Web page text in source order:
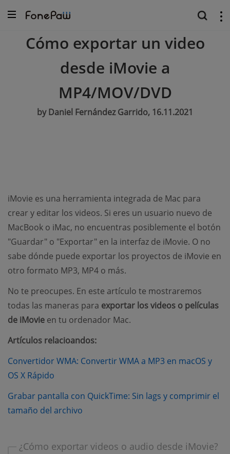
Cómo exportar un video
desde iMovie a
MP4/MOV/DVD
by Daniel Fernández Garrido, 16.11.2021
iMovie es una herramienta integrada de Mac para
crear y editar los videos. Si eres un usuario nuevo de
MacBook o iMac, no encuentras posiblemente el botón
"Guardar" o "Exportar" en la interfaz de iMovie. O no
sabe dónde puede exportar los proyectos de iMovie en
otro formato MP3, MP4 o más.
No te preocupes. En este artículo te mostraremos
todas las maneras para exportar los videos o películas
de iMovie en tu ordenador Mac.
Artículos relacioandos:
Convertidor WMA: Convertir WMA a MP3 en macOS y
OS X Rápido
Grabar pantalla con QuickTime: Sin lags y comprimir el
tamaño del archivo
¿Cómo exportar videos o audio desde iMovie?